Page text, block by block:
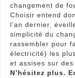
changement de
Choisir entend
l’an dernier,
simplicité du
rassembler pour
électricité) les
et assises sur
N’hésitez plus.